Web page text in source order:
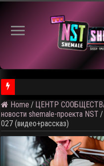
⚠️ Результаты голосования
Home / ЦЕНТР
новости shemale-проекта NST /
027 (видео+рассказ)